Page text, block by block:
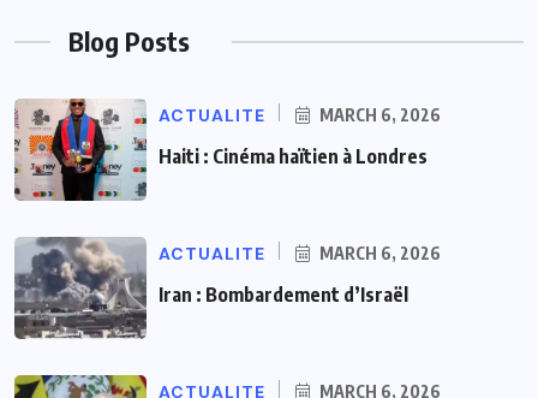
Blog Posts
ACTUALITE MARCH 6, 2026
Haiti : Cinéma haïtien à Londres
ACTUALITE MARCH 6, 2026
Iran : Bombardement d’Israël
ACTUALITE MARCH 6, 2026